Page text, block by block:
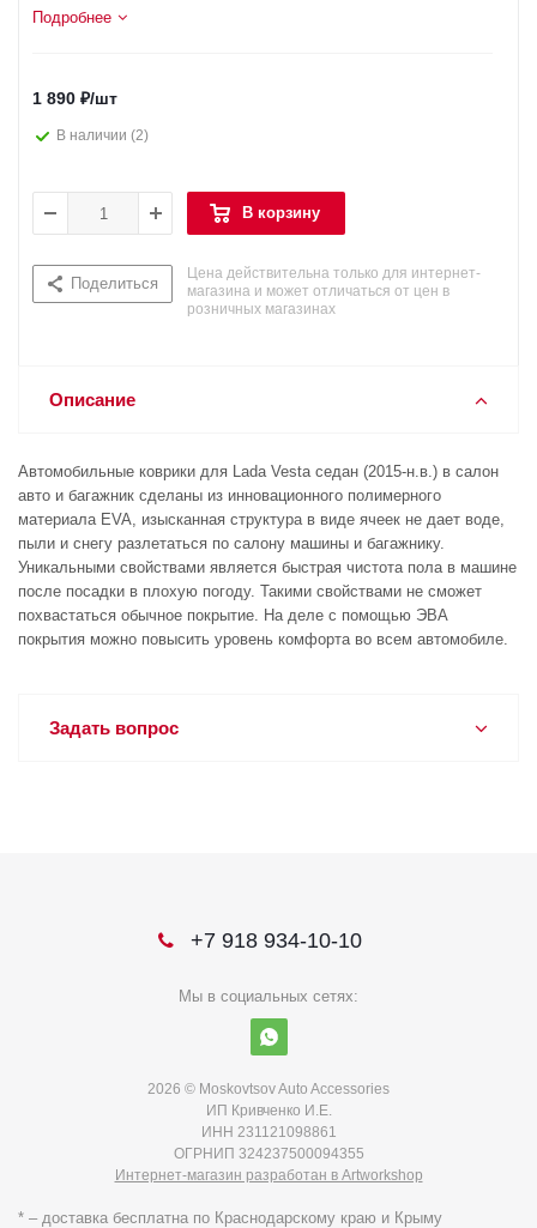
Подробнее
1 890 ₽/шт
В наличии (2)
В корзину
Поделиться
Цена действительна только для интернет-
магазина и может отличаться от цен в
розничных магазинах
Описание
Автомобильные коврики для Lada Vesta седан (2015-н.в.) в салон
авто и багажник сделаны из инновационного полимерного
материала EVA, изысканная структура в виде ячеек не дает воде,
пыли и снегу разлетаться по салону машины и багажнику.
Уникальными свойствами является быстрая чистота пола в машине
после посадки в плохую погоду. Такими свойствами не сможет
похвастаться обычное покрытие. На деле с помощью ЭВА
покрытия можно повысить уровень комфорта во всем автомобиле.
Задать вопрос
+7 918 934-10-10
Мы в социальных сетях:
2026 © Moskovtsov Auto Accessories
ИП Кривченко И.Е.
ИНН 231121098861
ОГРНИП 324237500094355
Интернет-магазин разработан в Artworkshop
* – доставка бесплатна по Краснодарскому краю и Крыму